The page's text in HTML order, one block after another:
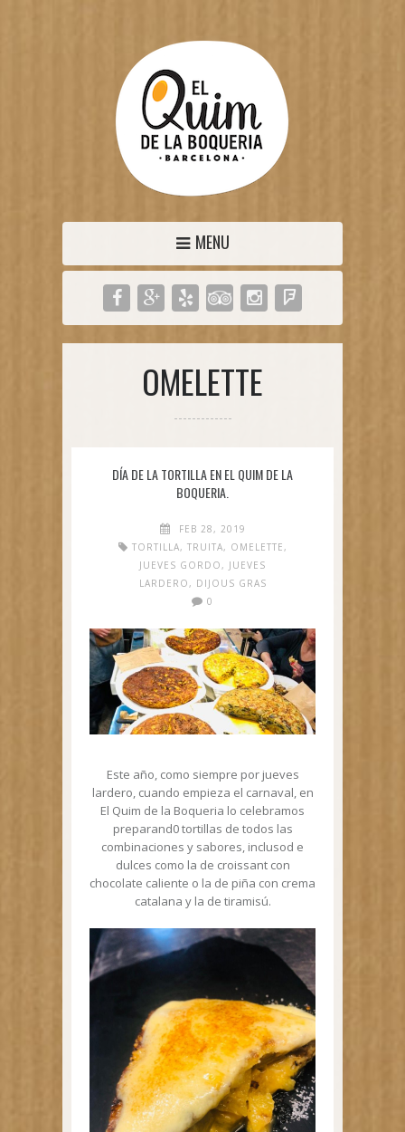
MENU
OMELETTE
DÍA DE LA TORTILLA EN EL QUIM DE LA
BOQUERIA.
FEB 28, 2019
TORTILLA, TRUITA, OMELETTE,
JUEVES GORDO, JUEVES
LARDERO, DIJOUS GRAS
0
Este año, como siempre por jueves
lardero, cuando empieza el carnaval, en
El Quim de la Boqueria lo celebramos
preparand0 tortillas de todos las
combinaciones y sabores, inclusod e
dulces como la de croissant con
chocolate caliente o la de piña con crema
catalana y la de tiramisú.